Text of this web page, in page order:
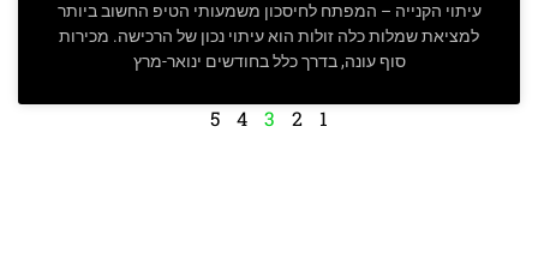
עיתוי הקנייה – המפתח לחיסכון משמעותי הטיפ החשוב ביותר
למציאת שמלות כלה זולות הוא עיתוי נכון של הרכישה. מכירות
סוף עונה, בדרך כלל בחודשים ינואר-מרץ
1
2
3
4
5